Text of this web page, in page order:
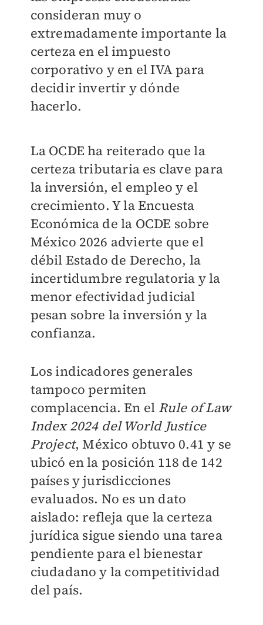
consideran muy o
extremadamente importante la
certeza en el impuesto
corporativo y en el IVA para
decidir invertir y dónde
hacerlo.
La OCDE ha reiterado que la
certeza tributaria es clave para
la inversión, el empleo y el
crecimiento. Y la Encuesta
Económica de la OCDE sobre
México 2026 advierte que el
débil Estado de Derecho, la
incertidumbre regulatoria y la
menor efectividad judicial
pesan sobre la inversión y la
confianza.
Los indicadores generales
tampoco permiten
complacencia. En el Rule of Law
Index 2024 del World Justice
Project, México obtuvo 0.41 y se
ubicó en la posición 118 de 142
países y jurisdicciones
evaluados. No es un dato
aislado: refleja que la certeza
jurídica sigue siendo una tarea
pendiente para el bienestar
ciudadano y la competitividad
del país.